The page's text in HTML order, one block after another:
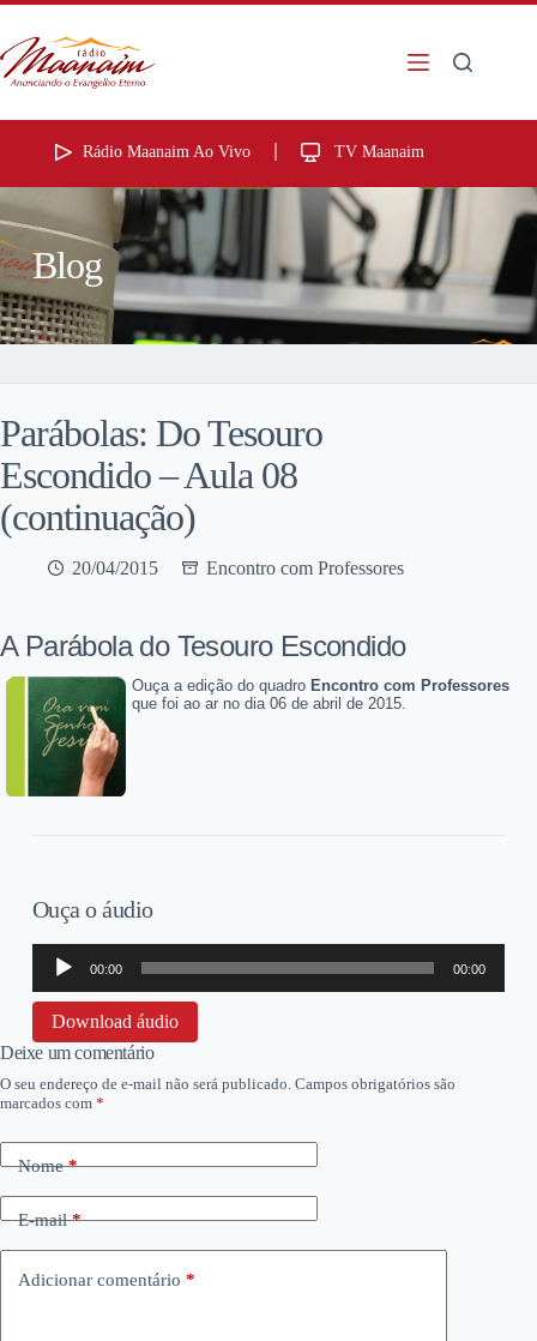
Rádio Maanaim Ao Vivo TV Maanaim
Blog
Parábolas: Do Tesouro
Escondido – Aula 08
(continuação)
20/04/2015 Encontro com Professores
A Parábola do Tesouro Escondido
Ouça a edição do quadro Encontro com Professores
que foi ao ar no dia 06 de abril de 2015.
Ouça o áudio
Tocador
áudio
00:00 00:00
Download áudio
Deixe um comentário
O seu endereço de e-mail não será publicado. Campos obrigatórios são
marcados com *
Nome*
E-mail*
Adicionar comentário *